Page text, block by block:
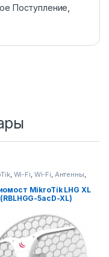
Поступление,
, Wi-Fi, Wi-Fi, Антенны,
MikroTik LHG XL
5acD-XL)